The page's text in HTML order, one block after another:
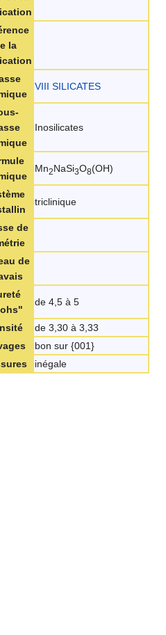
la
VIII SILICATES
Inosilicates
Mn2NaSi3O8(OH)
triclinique
de
de
de 4,5 à 5
de 3,30 à 3,33
bon sur {001}
inégale